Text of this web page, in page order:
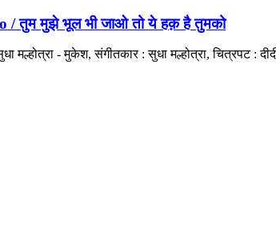
तुम मुझे भूल भी जाओ तो ये हक़ है तुमको
मल्होत्रा - मुकेश, संगीतकार : सुधा मल्होत्रा,